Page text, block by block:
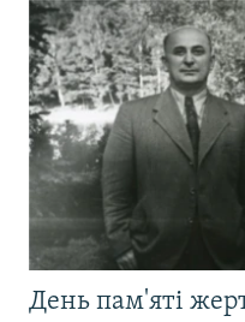
День пам'яті